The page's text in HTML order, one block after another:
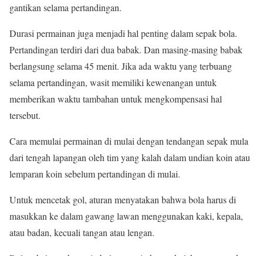
gantikan selama pertandingan.
Durasi permainan juga menjadi hal penting dalam sepak bola.
Pertandingan terdiri dari dua babak. Dan masing-masing babak
berlangsung selama 45 menit. Jika ada waktu yang terbuang
selama pertandingan, wasit memiliki kewenangan untuk
memberikan waktu tambahan untuk mengkompensasi hal
tersebut.
Cara memulai permainan di mulai dengan tendangan sepak mula
dari tengah lapangan oleh tim yang kalah dalam undian koin atau
lemparan koin sebelum pertandingan di mulai.
Untuk mencetak gol, aturan menyatakan bahwa bola harus di
masukkan ke dalam gawang lawan menggunakan kaki, kepala,
atau badan, kecuali tangan atau lengan.